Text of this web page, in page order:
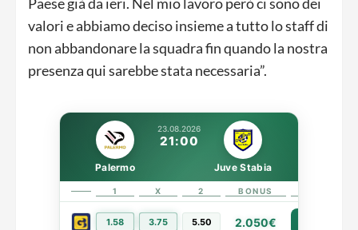
valori e abbiamo deciso insieme a tutto lo staff di
non abbandonare la squadra fin quando la nostra
presenza qui sarebbe stata necessaria”.
23.08.2026
21:00
Palermo Juve Stabia
1 X 2 BONUS
1.58 3.75 5.50 2.050€